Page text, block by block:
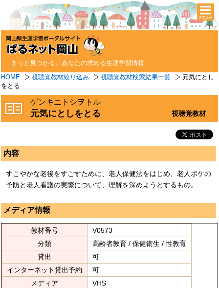
きっと見つかる。あなたの求める生涯学習情報
HOME 視聴覚教材絞り込み 視聴覚教材検索結果一覧
元気にとし
をとる
ゲンキニトシヲトル
元気にとしをとる 視聴覚教材
内容
すこやかな老後をすごすために、老人保健法をはじめ、老人ボケの
予防と老人看護の実際について、理解を深めようとするもの。
メディア情報
教材番号
V0573
分類
高齢者教育 / 保健衛生 / 性教育
貸出
可
インターネット貸出予約
可
メディア
VHS